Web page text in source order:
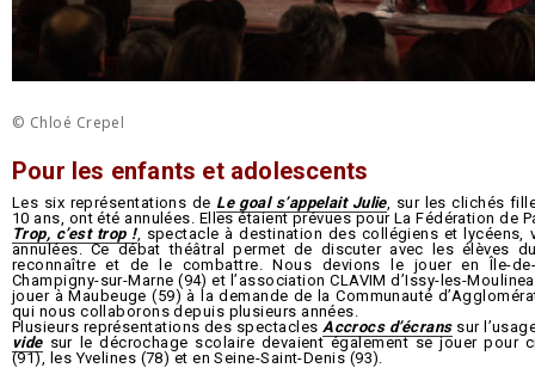
© Chloé Crepel
Pour les enfants et adolescents
Les six représentations de Le goal s’appelait Julie, sur les clichés
10 ans, ont été annulées. Elles étaient prévues pour La Fédération de
Trop, c’est trop !, spectacle à destination des collégiens et lycéens,
annulées. Ce débat théâtral permet de discuter avec les élèves
reconnaître et de le combattre. Nous devions le jouer en Île-
Champigny-sur-Marne (94) et l’association CLAVIM d’Issy-les-
jouer à Maubeuge (59) à la demande de la Communauté
qui nous collaborons depuis plusieurs années.
Plusieurs représentations des spectaclesAccrocs d’écranssur
videsur le décrochage scolaire devaient également se jouer pour
(91), les Yvelines (78) et en Seine-Saint-Denis (93).